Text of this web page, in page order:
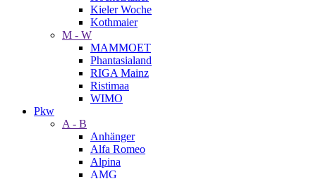
Kieler Woche
Kothmaier
M - W
MAMMOET
Phantasialand
RIGA Mainz
Ristimaa
WIMO
Pkw
A - B
Anhänger
Alfa Romeo
Alpina
AMG